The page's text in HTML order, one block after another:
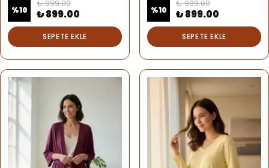
%10
₺ 999.00
₺ 899.00
SEPETE EKLE
%10
₺ 999.00
₺ 899.00
SEPETE EKLE